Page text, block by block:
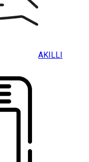
AKILLI